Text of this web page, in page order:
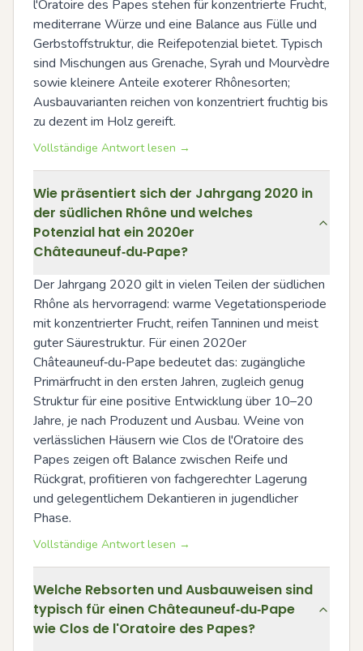
l'Oratoire des Papes stehen für konzentrierte Frucht,
mediterrane Würze und eine Balance aus Fülle und
Gerbstoffstruktur, die Reifepotenzial bietet. Typisch
sind Mischungen aus Grenache, Syrah und Mourvèdre
sowie kleinere Anteile exoterer Rhônesorten;
Ausbauvarianten reichen von konzentriert fruchtig bis
zu dezent im Holz gereift.
Vollständige Antwort lesen →
Wie präsentiert sich der Jahrgang 2020 in
der südlichen Rhône und welches
Potenzial hat ein 2020er
Châteauneuf‑du‑Pape?
Der Jahrgang 2020 gilt in vielen Teilen der südlichen
Rhône als hervorragend: warme Vegetationsperiode
mit konzentrierter Frucht, reifen Tanninen und meist
guter Säurestruktur. Für einen 2020er
Châteauneuf‑du‑Pape bedeutet das: zugängliche
Primärfrucht in den ersten Jahren, zugleich genug
Struktur für eine positive Entwicklung über 10–20
Jahre, je nach Produzent und Ausbau. Weine von
verlässlichen Häusern wie Clos de l'Oratoire des
Papes zeigen oft Balance zwischen Reife und
Rückgrat, profitieren von fachgerechter Lagerung
und gelegentlichem Dekantieren in jugendlicher
Phase.
Vollständige Antwort lesen →
Welche Rebsorten und Ausbauweisen sind
typisch für einen Châteauneuf‑du‑Pape
wie Clos de l'Oratoire des Papes?